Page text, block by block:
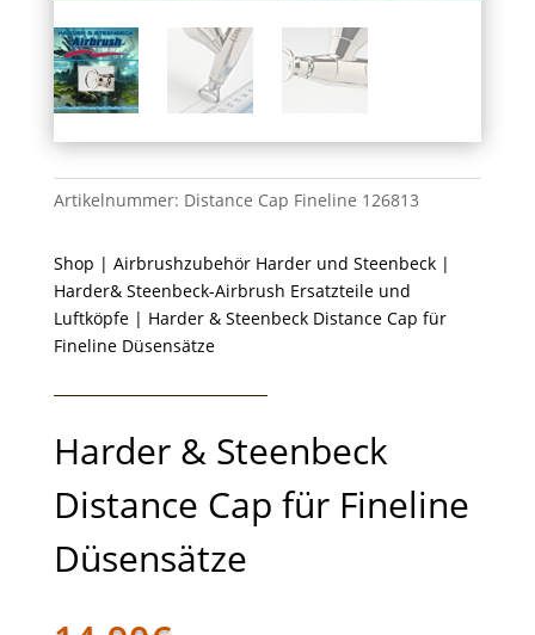
Artikelnummer: Distance Cap Fineline 126813
Shop | Airbrushzubehör Harder und Steenbeck|
Harder& Steenbeck-Airbrush Ersatzteile und
Luftköpfe| Harder & Steenbeck Distance Cap für
Fineline Düsensätze
Harder & Steenbeck
Distance Cap für Fineline
Düsensätze